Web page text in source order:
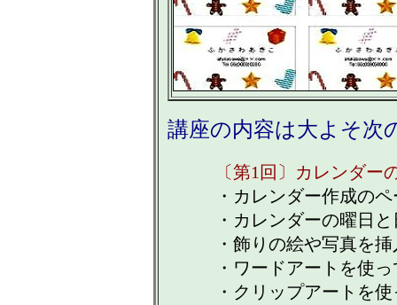
講座の内容は大よそ次
〔第1回〕カレンダー
・カレンダー作成の
・カレンダーの曜日
・飾りの絵や写真を
・ワードアートを使
・クリップアートを